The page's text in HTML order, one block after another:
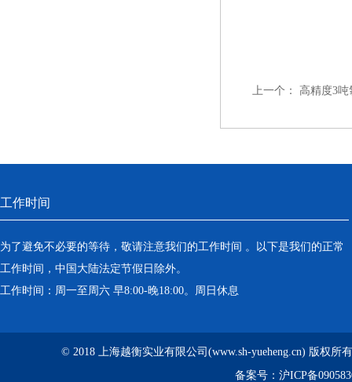
上一个： 高精度3
工作时间
为了避免不必要的等待，敬请注意我们的工作时间 。以下是我们的正常
工作时间，中国大陆法定节假日除外。
工作时间：周一至周六 早8:00-晚18:00。周日休息
© 2018 上海越衡实业有限公司(www.sh-yueheng.cn) 版权所
备案号： 沪ICP备